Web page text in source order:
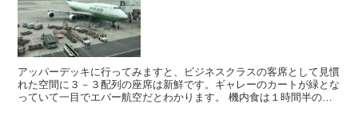
アッパーデッキに行ってみますと、ビジネスクラスの客席として見慣
れた空間に３－３配列の座席は新鮮です。ギャレーのカートが緑とな
っていて一目でエバー航空だとわかります。 機内食は１時間半のフ